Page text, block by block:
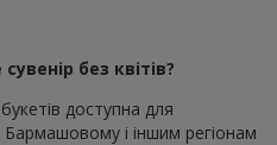
без квітів?
доступна для
і іншим регіонам